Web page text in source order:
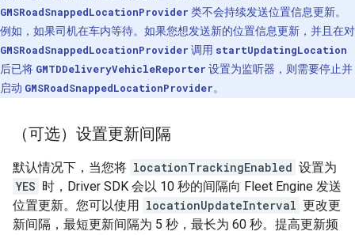
GMSRoadSnappedLocationProvider 类不会持续发送位置信息更新。
例如，如果司机在车内等待。如果您想发送新的位置信息更新，并且在对
GMSRoadSnappedLocationProvider 调用 startUpdatingLocation
后已将 GMTDDeliveryVehicleReporter 设置为监听器，则需要停止并
启动 GMSRoadSnappedLocationProvider。
（可选）设置更新间隔
默认情况下，当您将 locationTrackingEnabled 设置为
YES 时，Driver SDK 会以 10 秒的间隔向 Fleet Engine 发送
位置更新。您可以使用 locationUpdateInterval 更改更
新间隔，最短更新间隔为 5 秒，最长为 60 秒。提高更新频